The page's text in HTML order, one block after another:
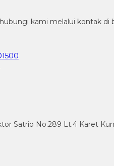
kami melalui kontak di
Satrio No.289 Lt.4 Karet